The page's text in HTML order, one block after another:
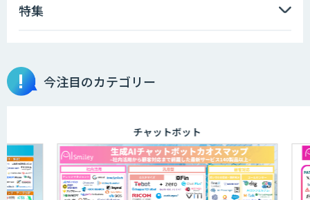
特集
今注目のカテゴリー
チャットボット